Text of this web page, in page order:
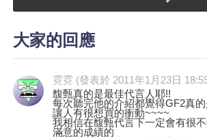
大家的回應
霓霓 (發表於 2011年1月23日
馥甄真的是最佳代言人耶!!
每次聽完他的介紹都覺得GF2真
讓人有很想買的衝動~~~~
我相信在馥甄代言下一定會有很
滿意的成績的